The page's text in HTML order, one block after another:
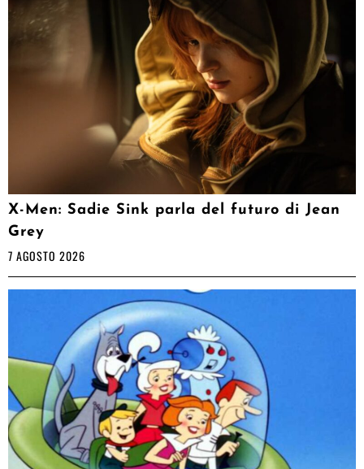
X-Men: Sadie Sink parla del futuro di Jean
Grey
7 AGOSTO 2026